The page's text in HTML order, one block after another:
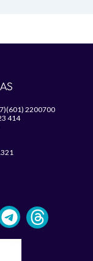
2200700
414